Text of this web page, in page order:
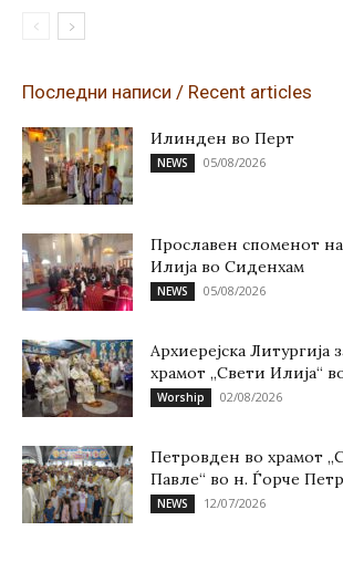
Последни написи / Recent articles
Илинден во Перт
NEWS 05/08/2026
Прославен споменот
Илија во Сиденхам
NEWS 05/08/2026
Архиерејска
храмот „Свети Илија“
Worship 02/08/2026
Петровден во храмот
Павле“ во н. Ѓорче
NEWS 12/07/2026